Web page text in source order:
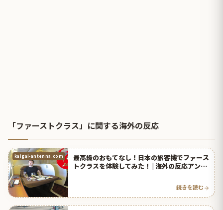
「ファーストクラス」に関する海外の反応
kaigai-antenna.com
最高級のおもてなし！日本の旅客機でファース
トクラスを体験してみた！ | 海外の反応アンテ
続きを読む